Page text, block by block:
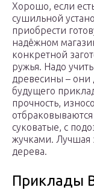
Хорошо, если
сушильной
приобрести
надёжном
конкретной
ружья. Надо
древесины – они
будущего
прочность,
суковатые, с
жучками. Лучшая
дерева.
Приклады